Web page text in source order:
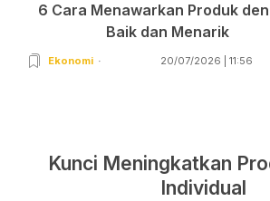
6 Cara Menawarkan Produk
Baik dan Menarik
Ekonomi 20/07/2026 | 11:56
Kunci Meningkatkan
Individual